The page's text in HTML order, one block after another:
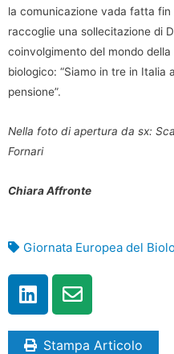
la comunicazione vada fatta fin
raccoglie una sollecitazione di
coinvolgimento del mondo
biologico: “Siamo in tre in Italia
pensione”.
Nella foto di apertura da sx:
Fornari
Chiara Affronte
Giornata Europea del
Stampa Articolo